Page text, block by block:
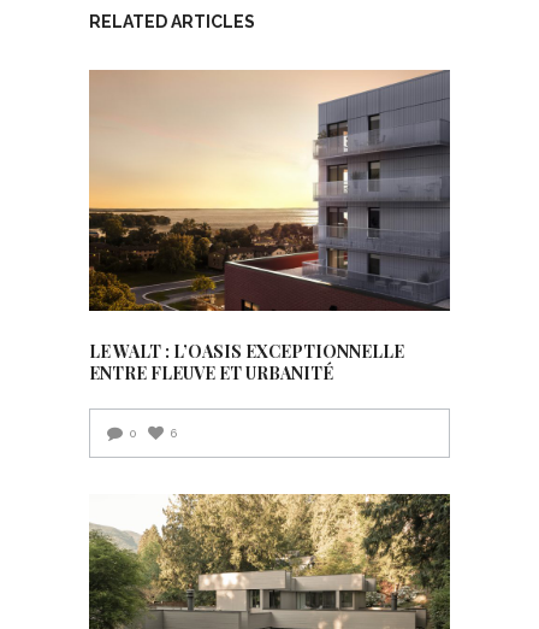
RELATED ARTICLES
LE WALT : L’OASIS EXCEPTIONNELLE
ENTRE FLEUVE ET URBANITÉ
0 6